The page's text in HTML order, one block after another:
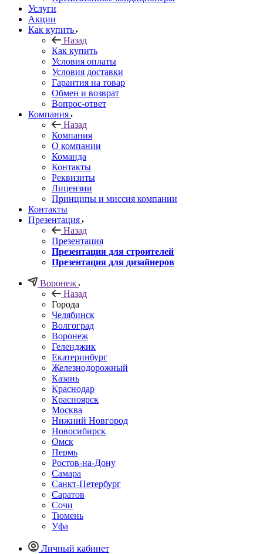
Услуги
Акции
Как купить
Назад
Как купить
Условия оплаты
Условия доставки
Гарантия на товар
Обмен и возврат
Вопрос-ответ
Компания
Назад
Компания
О компании
Команда
Контакты
Реквизиты
Лицензии
Принципы и миссия компании
Контакты
Презентация
Назад
Презентация
Презентация для строителей
Презентация для дизайнеров
Воронеж
Назад
Города
Челябинск
Волгоград
Воронеж
Геленджик
Екатеринбург
Железнодорожный
Казань
Краснодар
Красноярск
Москва
Нижний Новгород
Новосибирск
Омск
Пермь
Ростов-на-Дону
Самара
Санкт-Петербург
Саратов
Сочи
Тюмень
Уфа
Личный кабинет